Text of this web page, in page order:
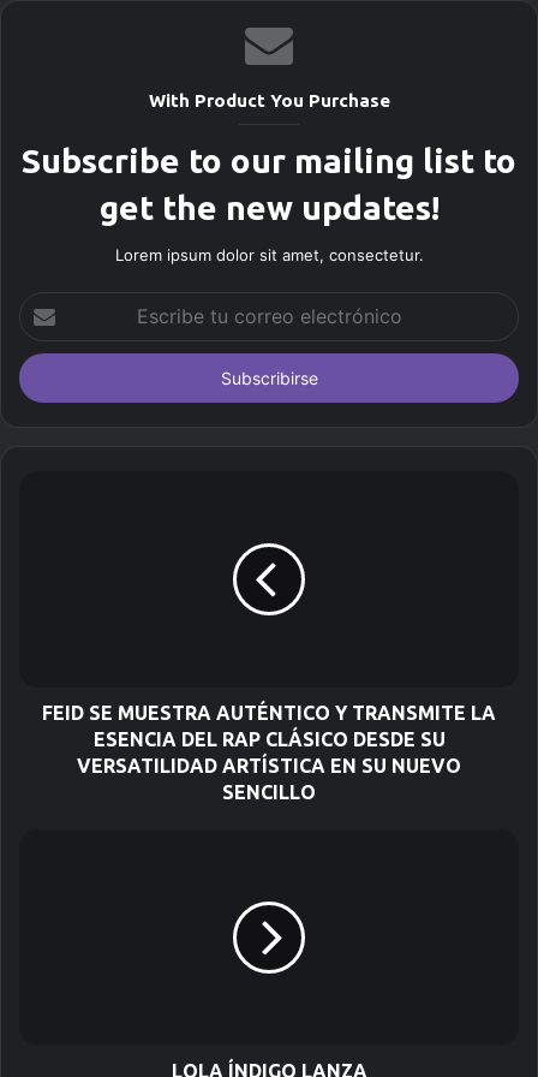
i
o
e
With Product You Purchase
Subscribe to our mailing list to
get the new updates!
Lorem ipsum dolor sit amet, consectetur.
r
FEID SE MUESTRA AUTÉNTICO Y TRANSMITE LA
ESENCIA DEL RAP CLÁSICO DESDE SU
VERSATILIDAD ARTÍSTICA EN SU NUEVO
SENCILLO
LOLA ÍNDIGO LANZA